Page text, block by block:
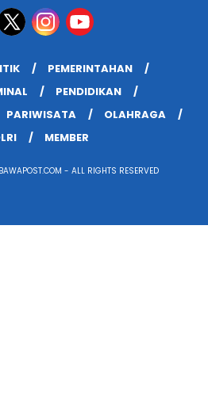
PEMERINTAHAN
PENDIDIKAN
PARIWISATA
OLAHRAGA
MEMBER
- ALL RIGHTS RESERVED